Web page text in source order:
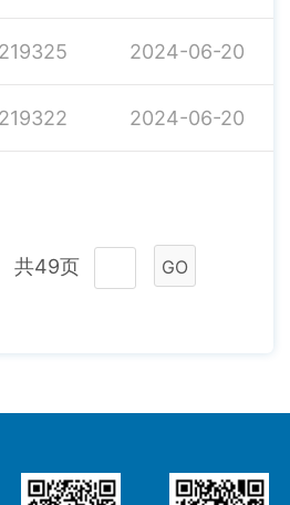
2024-06-20
2024-06-20
共49页 GO